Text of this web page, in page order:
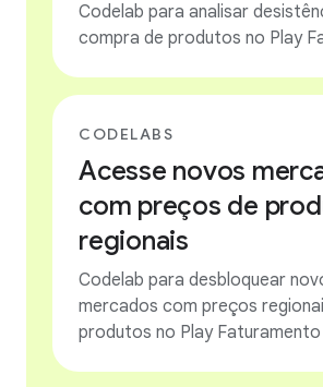
Codelab para analisar
compra de produtos no Play
CODELABS
Acesse novos
com preços de
regionais
Codelab para desbloquear
mercados com preços
produtos no Play Faturamento